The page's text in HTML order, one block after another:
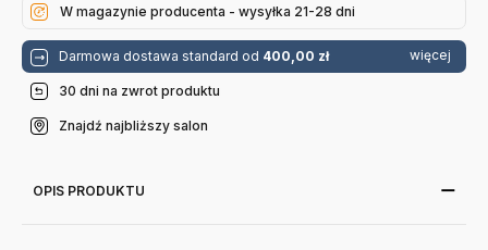
W magazynie producenta - wysyłka 21-28 dni
Darmowa dostawa standard od 400,00 zł więcej
30 dni na zwrot produktu
Znajdź najbliższy salon
OPIS PRODUKTU